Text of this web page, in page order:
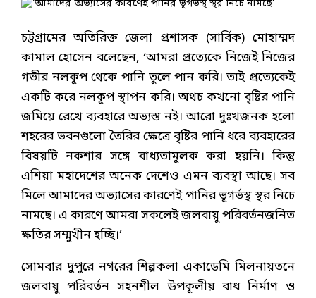
চট্টগ্রামের অতিরিক্ত জেলা প্রশাসক (সার্বিক) মোহাম্মদ
কামাল হোসেন বলেছেন, ‘আমরা প্রত্যেকে নিজেই নিজের
গভীর নলকূপ থেকে পানি তুলে পান করি। তাই প্রত্যেকেই
একটি করে নলকূপ স্থাপন করি। অথচ কখনো বৃষ্টির পানি
জমিয়ে রেখে ব্যবহারে অভ্যস্ত নই। আরো দুঃখজনক হলো
শহরের ভবনগুলো তৈরির ক্ষেত্রে বৃষ্টির পানি ধরে ব্যবহারের
বিষয়টি নকশার সঙ্গে বাধ্যতামূলক করা হয়নি। কিন্তু
এশিয়া মহাদেশের অনেক দেশেও এমন ব্যবস্থা আছে। সব
মিলে আমাদের অভ্যাসের কারণেই পানির ভূগর্ভস্থ স্থর নিচে
নামছে। এ কারণে আমরা সকলেই জলবায়ু পরিবর্তনজনিত
ক্ষতির সম্মুখীন হচ্ছি।’
সোমবার দুপুরে নগরের শিল্পকলা একাডেমি মিলনায়তনে
জলবায়ু পরিবর্তন সহনশীল উপকূলীয় বাধ নির্মাণ ও